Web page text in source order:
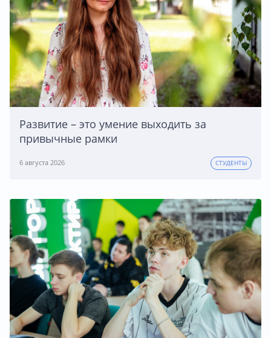
Развитие – это умение выходить за
привычные рамки
6 августа 2026 СТУДЕНТЫ